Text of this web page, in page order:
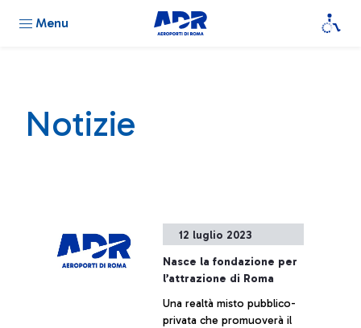
Menu
Notizie
12 luglio 2023
Nasce la fondazione per
l’attrazione di Roma
Una realtà misto pubblico-
privata che promuoverà il